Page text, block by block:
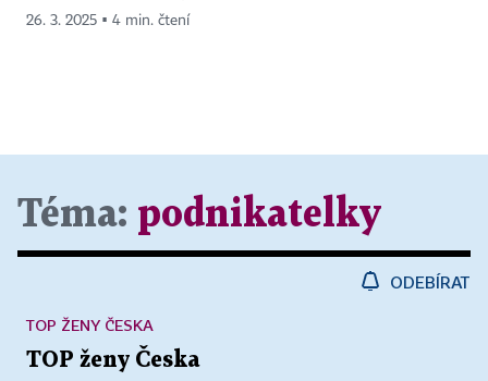
26. 3. 2025 ▪ 4 min. čtení
Téma: podnikatelky
ODEBÍRAT
TOP ženy Česka
TOP ŽENY ČESKA